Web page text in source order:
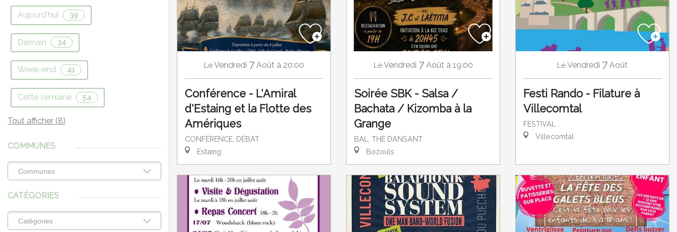
Aujourd'hui 39
Demain 34
Week-end 41
Cette semaine 54
Tout afficher (8)
COMMUNES
CATÉGORIES
LeVendredi 7 Août à 20:00
Conférence - L'Amiral
d'Estaing et la Flotte des
Amériques
CONFÉRENCE, DÉBAT
Estaing
LeVendredi 7 Août à 19:00
Soirée SBK - Salsa /
Bachata / Kizomba à la
Grange
BAL, THÉ DANSANT
Bozouls
LeVendredi 7 Août
Festi Rando - Filature à
Villecomtal
FESTIVAL
Villecomtal